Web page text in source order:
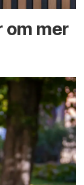
om mer